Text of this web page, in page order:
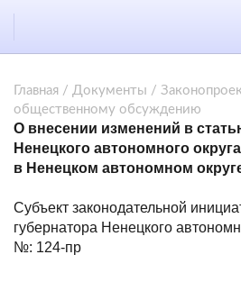
Главная / Документы /
общественному обсуждению
О внесении изменений в
Ненецкого автономного
в Ненецком автономном
Субъект законодательной
губернатора Ненецкого
№: 124-пр